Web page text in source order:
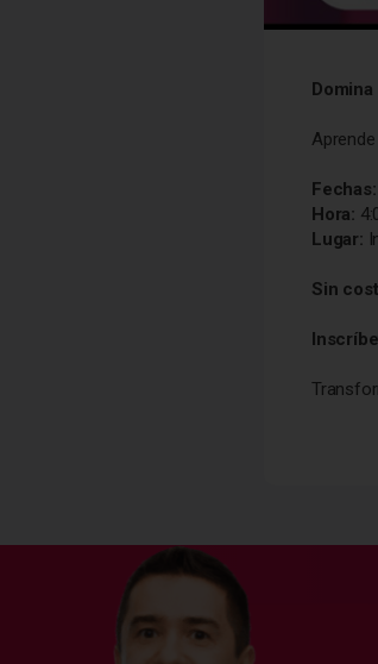
Fechas:
Hora:
Lugar:
Sin